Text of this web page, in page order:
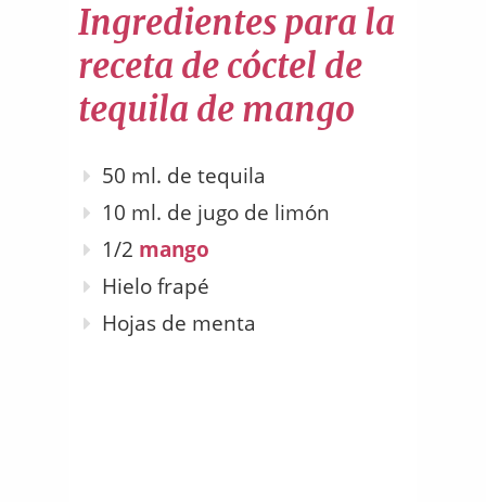
Ingredientes para la
receta de cóctel de
tequila de mango
50 ml. de tequila
10 ml. de jugo de limón
1/2 mango
Hielo frapé
Hojas de menta